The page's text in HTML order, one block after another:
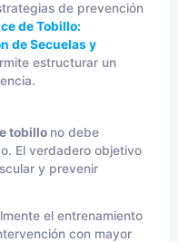
de prevención
de Tobillo:
de Secuelas y
estructurar un
tobillo no debe
El verdadero objetivo
y prevenir
el entrenamiento
con mayor